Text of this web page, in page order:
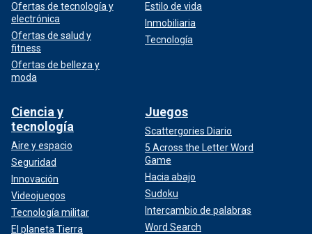
Ofertas de tecnología y
electrónica
Ofertas de salud y
fitness
Ofertas de belleza y
moda
Estilo de vida
Inmobiliaria
Tecnología
Ciencia y
tecnología
Aire y espacio
Seguridad
Innovación
Videojuegos
Tecnología militar
El planeta Tierra
Juegos
Scattergories Diario
5 Across the Letter Word
Game
Hacia abajo
Sudoku
Intercambio de palabras
Word Search